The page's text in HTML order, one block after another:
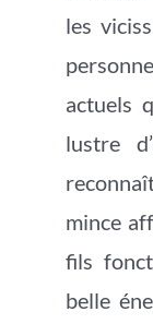
les
actuels
lustre
mince
fils
belle